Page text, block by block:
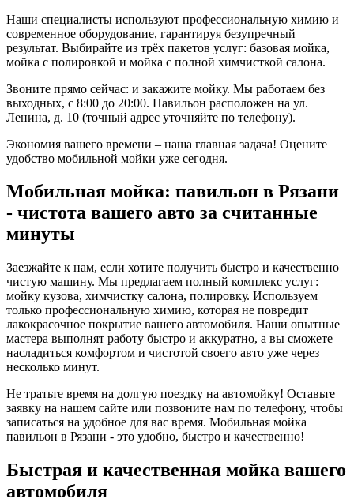
Наши специалисты используют профессиональную химию и
современное оборудование, гарантируя безупречный
результат. Выбирайте из трёх пакетов услуг: базовая мойка,
мойка с полировкой и мойка с полной химчисткой салона.
Звоните прямо сейчас: и закажите мойку. Мы работаем без
выходных, с 8:00 до 20:00. Павильон расположен на ул.
Ленина, д. 10 (точный адрес уточняйте по телефону).
Экономия вашего времени – наша главная задача! Оцените
удобство мобильной мойки уже сегодня.
Мобильная мойка: павильон в Рязани
- чистота вашего авто за считанные
минуты
Заезжайте к нам, если хотите получить быстро и качественно
чистую машину. Мы предлагаем полный комплекс услуг:
мойку кузова, химчистку салона, полировку. Используем
только профессиональную химию, которая не повредит
лакокрасочное покрытие вашего автомобиля. Наши опытные
мастера выполнят работу быстро и аккуратно, а вы сможете
насладиться комфортом и чистотой своего авто уже через
несколько минут.
Не тратьте время на долгую поездку на автомойку! Оставьте
заявку на нашем сайте или позвоните нам по телефону, чтобы
записаться на удобное для вас время. Мобильная мойка
павильон в Рязани - это удобно, быстро и качественно!
Быстрая и качественная мойка вашего
автомобиля